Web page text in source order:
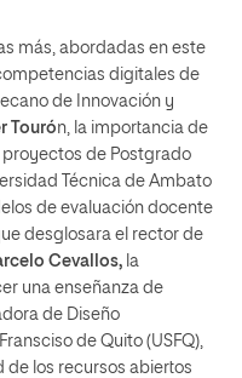
más, abordadas en este
digitales de
de Innovación y
Tourón, la importancia de
de Postgrado
Técnica de Ambato
de evaluación docente
desglosara el rector de
Cevallos, la
una enseñanza de
de Diseño
de Quito (USFQ),
de los recursos abiertos